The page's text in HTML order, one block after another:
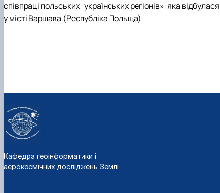
співпраці польських і українських регіонів», яка відбулася
у місті Варшава (Республіка Польща)
Кафедра геоінформатики і
аерокосмічних досліджень Землі